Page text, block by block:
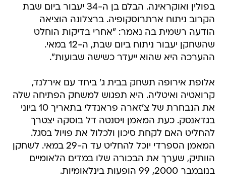
בפולין ואוקראינה. הבלם בן ה-34 יעבור ביום שבת
הקרוב ניתוח ארתרוסקופיה. ברצלונה הוציאה
הודעה רשמית בה נאמר: "אחרי בדיקות הוחלט
שהשחקן יעבור ניתוח ביום שבת, ה-12 במאי.
ההערכה היא שהוא ייעדר כשישה שבועות".
אלופת אירופה תשחק בבית ג' ביחד עם אירלנד,
קרואטיה ואיטליה. היא תפגוש למשחק הפתיחה שלה
את הנבחרת של צ'זארה פראנדלי בתאריך 10 ביוני
בגדאנסק. כעת המאמן ויסנטה דל בוסקה יצטרך
להחליט האם לקחת סיכון ולכלול את פויול בסגל.
המאמן הספרדי יוכל להחליט עד ה-29 במאי. לשחקן
הוותיק, שערך את הבכורה שלו במדים הלאומיים
בנובמבר 2000, 99 הופעות בינלאומיות.